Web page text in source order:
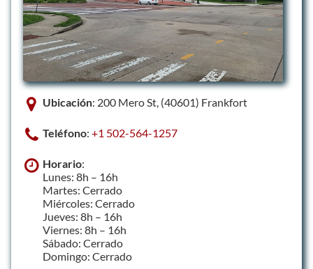
Ubicación: 200 Mero St, (40601) Frankfort
Teléfono: +1 502-564-1257
Horario:
Lunes: 8h – 16h
Martes: Cerrado
Miércoles: Cerrado
Jueves: 8h – 16h
Viernes: 8h – 16h
Sábado: Cerrado
Domingo: Cerrado